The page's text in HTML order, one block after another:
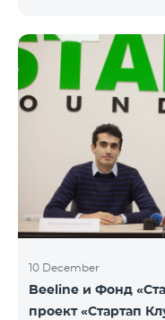
10 December
Beeline и Фонд
проект «Стартап